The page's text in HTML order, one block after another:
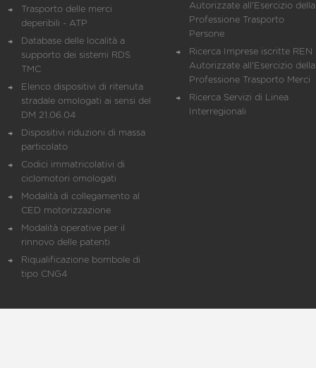
Trasporto delle merci
deperibili - ATP
Database delle località a
supporto dei sistemi RDS
TMC
Elenco dispositivi di ritenuta
stradale omologati ai sensi del
DM 21.06.04
Dispositivi riduzioni di massa
particolato
Codici immatricolativi di
ciclomotori omologati
Modalità di collegamento al
CED motorizzazione
Modalità operative per il
rinnovo delle patenti
Riqualificazione bombole di
tipo CNG4
Autorizzate all'Esercizio della
Professione Trasporto
Persone
Ricerca Imprese iscritte REN
Autorizzate all'Esercizio della
Professione Trasporto Merci
Ricerca Servizi di Linea
Interregionali